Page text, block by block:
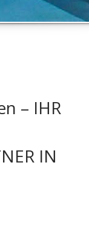
– IHR
IN